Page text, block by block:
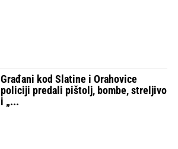
Građani kod Slatine i Orahovice
policiji predali pištolj, bombe, streljivo
i „...